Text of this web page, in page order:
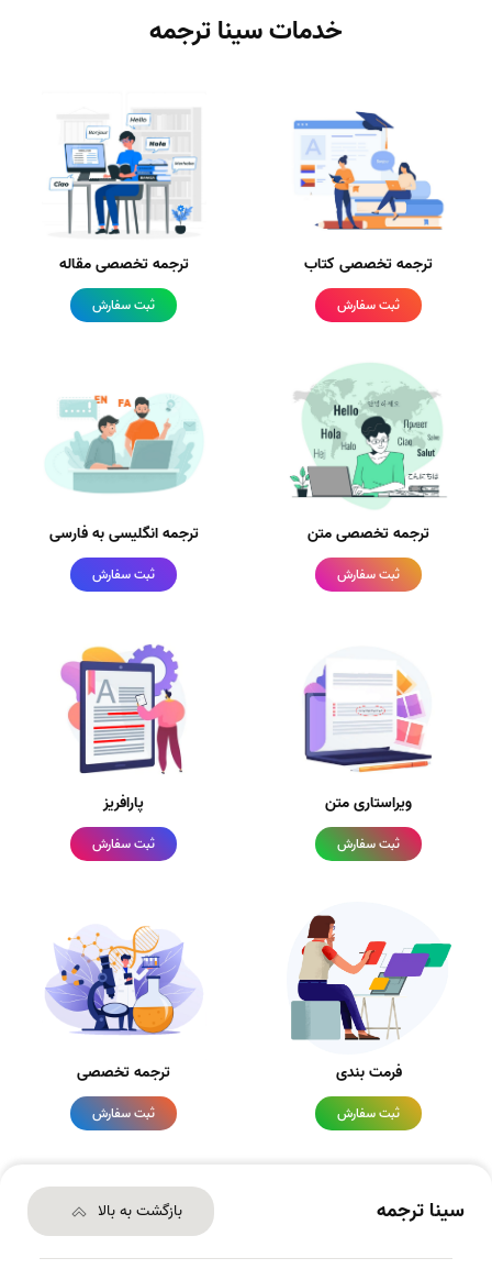
خدمات سینا ترجمه
ترجمه تخصصی کتاب
ثبت سفارش
ترجمه تخصصی مقاله
ثبت سفارش
ترجمه تخصصی متن
ثبت سفارش
ترجمه انگلیسی به فارسی
ثبت سفارش
ویراستاری متن
ثبت سفارش
پارافریز
ثبت سفارش
فرمت بندی
ثبت سفارش
ترجمه تخصصی
ثبت سفارش
سینا ترجمه بازگشت به بالا